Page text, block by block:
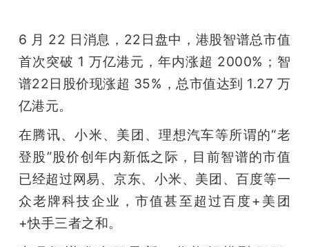
6 月 22 日消息，22日盘中，港股智谱总市值
首次突破 1 万亿港元，年内涨超 2000%；智
谱22日股价现涨超 35%，总市值达到 1.27 万
亿港元。
在腾讯、小米、美团、理想汽车等所谓的“老
登股”股价创年内新低之际，目前智谱的市值
已经超过网易、京东、小米、美团、百度等一
众老牌科技企业，市值甚至超过百度+美团
+快手三者之和。